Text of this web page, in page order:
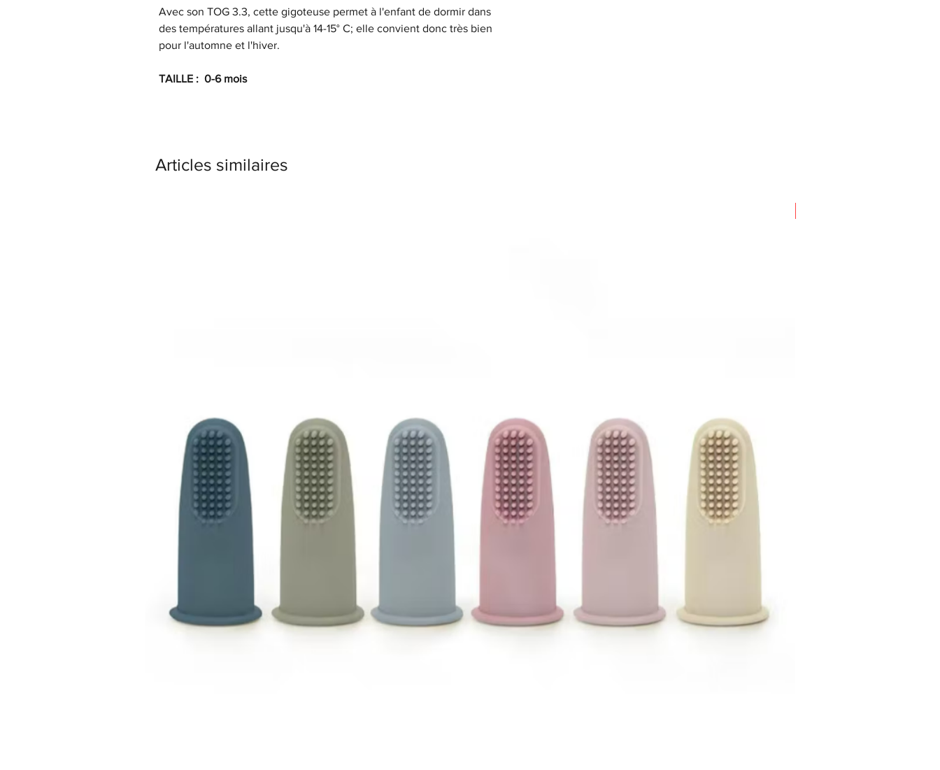
Avec son TOG 3.3, cette gigoteuse permet à l'enfant de dormir dans
des températures allant jusqu'à 14-15° C; elle convient donc très bien
pour l'automne et l'hiver.
TAILLE : 0-6 mois
Articles similaires